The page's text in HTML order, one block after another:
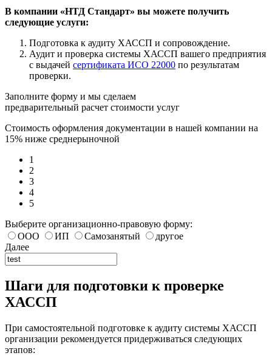
В компании «НТД Стандарт» вы можете получить
следующие услуги:
Подготовка к аудиту ХАССП и сопровождение.
Аудит и проверка системы ХАССП вашего предприятия
с выдачей сертификата ИСО 22000 по результатам
проверки.
Заполните форму и мы сделаем
предварительный расчет стоимости услуг
Стоимость оформления документации в нашей компании на
15% ниже среднерыночной
1
2
3
4
5
Выберите организационно-правовую форму:
ООО
ИП Самозанятый
другое
Далее
Шаги для подготовки к проверке
ХАССП
При самостоятельной подготовке к аудиту системы ХАССП
организации рекомендуется придерживаться следующих
этапов: